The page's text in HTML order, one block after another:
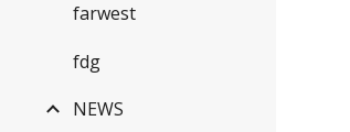
farwest
fdg
NEWS